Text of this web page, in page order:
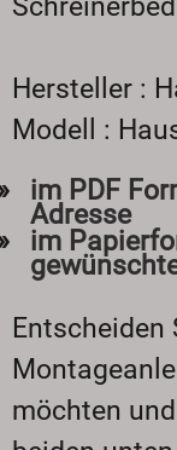
Hersteller :
Modell :
im PDF
Adresse
im
Entscheiden
möchten